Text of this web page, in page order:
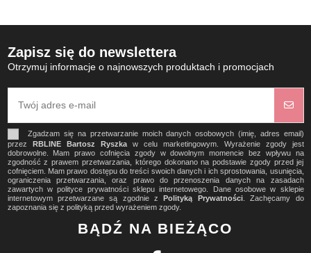
Zapisz się do newslettera
Otrzymuj informacje o najnowszych produktach i promocjach
Zgadzam się na przetwarzanie moich danych osobowych (imię, adres email)
przez RBLINE Bartosz Ryszkaw celu marketingowym. Wyrażenie zgody jest
dobrowolne. Mam prawo cofnięcia zgody w dowolnym momencie bez wpływu na
zgodność z prawem przetwarzania, którego dokonano na podstawie zgody przed jej
cofnięciem. Mam prawo dostępu do treści swoich danych i ich sprostowania, usunięcia,
ograniczenia przetwarzania, oraz prawo do przenoszenia danych na zasadach
zawartych w polityce prywatności sklepu internetowego. Dane osobowe w sklepie
internetowym przetwarzane są zgodnie zPolityką Prywatności. Zachęcamy do
zapoznania się z polityką przed wyrażeniem zgody.
BĄDŹ NA BIEŻĄCO